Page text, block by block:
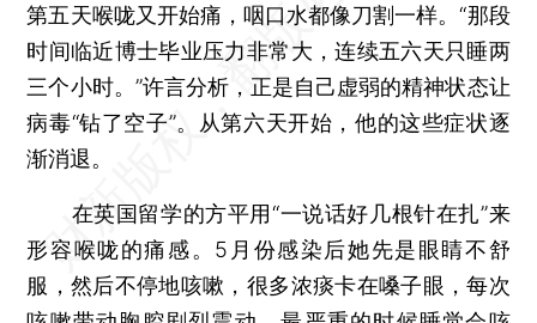
第五天喉咙又开始痛，咽口水都像刀割一样。“那段
时间临近博士毕业压力非常大，连续五六天只睡两
三个小时。”许言分析，正是自己虚弱的精神状态让
病毒“钻了空子”。从第六天开始，他的这些症状逐
渐消退。
在英国留学的方平用“一说话好几根针在扎”来
形容喉咙的痛感。5月份感染后她先是眼睛不舒
服，然后不停地咳嗽，很多浓痰卡在嗓子眼，每次